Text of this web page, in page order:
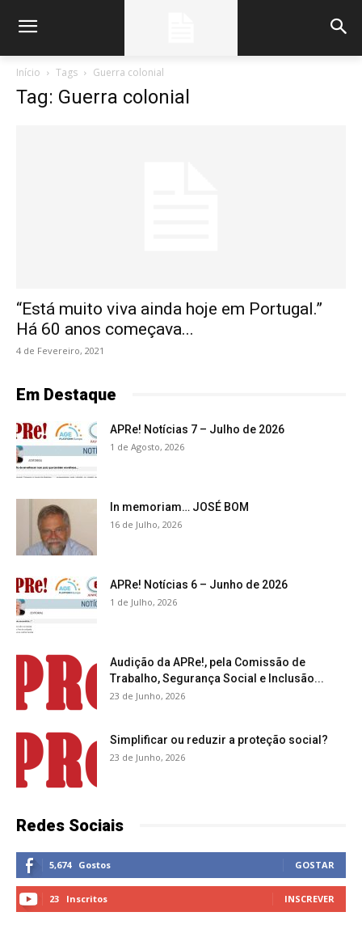
Início Tags Guerra colonial
Tag: Guerra colonial
“Está muito viva ainda hoje em Portugal.”
Há 60 anos começava...
4 de Fevereiro, 2021
Em Destaque
APRe! Notícias 7 – Julho de 2026
1 de Agosto, 2026
In memoriam… JOSÉ BOM
16 de Julho, 2026
APRe! Notícias 6 – Junho de 2026
1 de Julho, 2026
Audição da APRe!, pela Comissão de
Trabalho, Segurança Social e Inclusão...
23 de Junho, 2026
Simplificar ou reduzir a proteção social?
23 de Junho, 2026
Redes Sociais
5,674 Gostos GOSTAR
23 Inscritos INSCREVER